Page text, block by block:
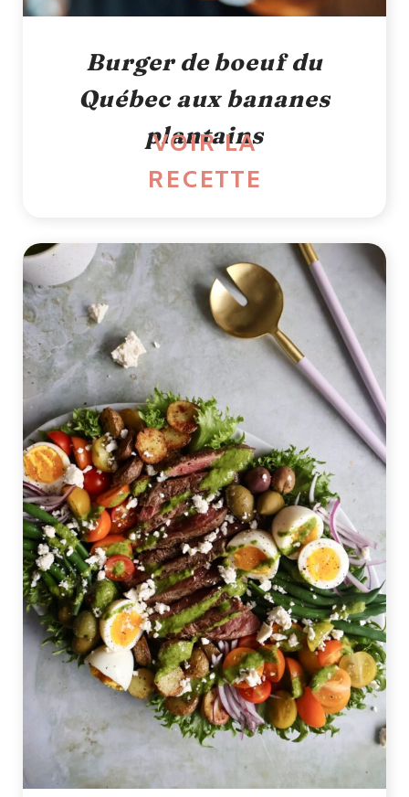
Burger de boeuf du
Québec aux bananes
plantains
VOIR LA
RECETTE